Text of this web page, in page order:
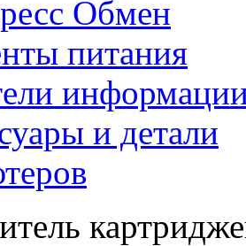
Обмен
питания
и детали